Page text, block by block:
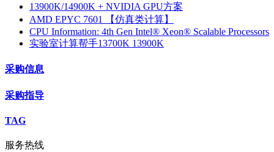
13900K/14900K + NVIDIA GPU方案
AMD EPYC 7601 【仿真类计算】
CPU Information: 4th Gen Intel® Xeon® Scalable Processors
实验室计算帮手13700K 13900K
采购信息
采购指导
TAG
服务热线